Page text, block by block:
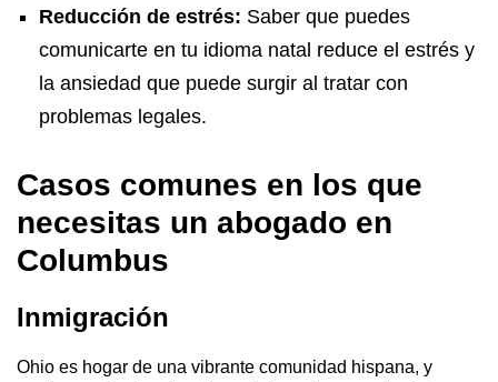
Reducción de estrés: Saber que puedes
comunicarte en tu idioma natal reduce el estrés y
la ansiedad que puede surgir al tratar con
problemas legales.
Casos comunes en los que
necesitas un abogado en
Columbus
Inmigración
Ohio es hogar de una vibrante comunidad hispana, y